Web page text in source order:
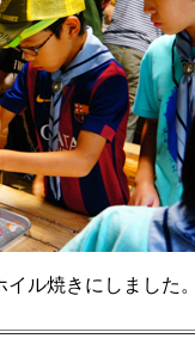
イル焼きにしました